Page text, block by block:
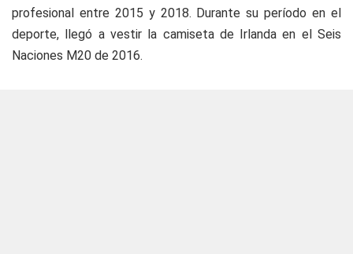
profesional entre 2015 y 2018. Durante su período en el
deporte, llegó a vestir la camiseta de Irlanda en el Seis
Naciones M20 de 2016.